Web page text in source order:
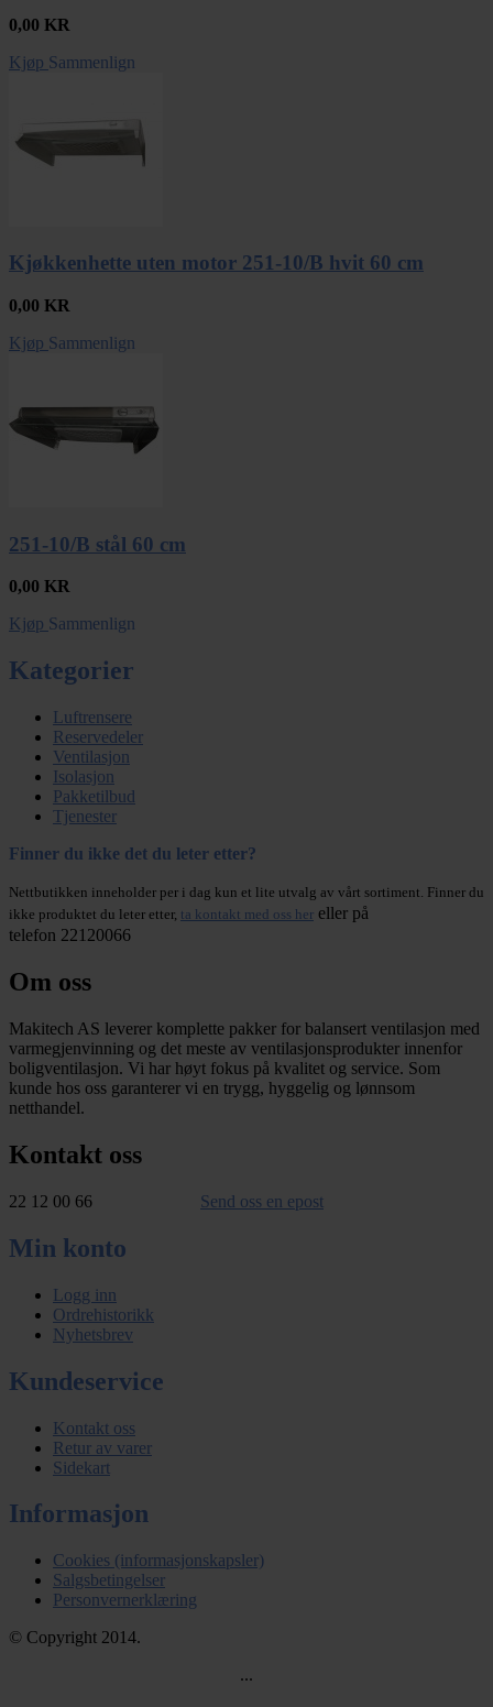
0,00 KR
Kjøp Sammenlign
Kjøkkenhette uten motor 251-10/B hvit 60 cm
0,00 KR
Kjøp Sammenlign
251-10/B stål 60 cm
0,00 KR
Kjøp Sammenlign
Kategorier
Luftrensere
Reservedeler
Ventilasjon
Isolasjon
Pakketilbud
Tjenester
Finner du ikke det du leter etter?
Nettbutikken inneholder per i dag kun et lite utvalg av vårt sortiment. Finner du
ikke produktet du leter etter, ta kontakt med oss her eller på
telefon 22120066
Om oss
Makitech AS leverer komplette pakker for balansert ventilasjon med
varmegjenvinning og det meste av ventilasjonsprodukter innenfor
boligventilasjon. Vi har høyt fokus på kvalitet og service. Som
kunde hos oss garanterer vi en trygg, hyggelig og lønnsom
netthandel.
Kontakt oss
22 12 00 66 Send oss en epost
Min konto
Logg inn
Ordrehistorikk
Nyhetsbrev
Kundeservice
Kontakt oss
Retur av varer
Sidekart
Informasjon
Cookies (informasjonskapsler)
Salgsbetingelser
Personvernerklæring
© Copyright 2014.
...